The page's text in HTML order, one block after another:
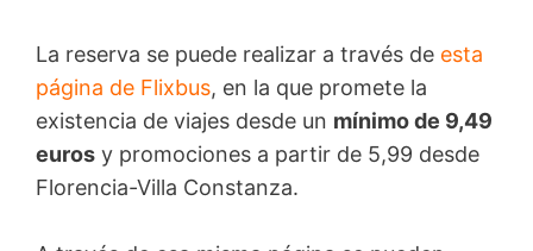
La reserva se puede realizar a través de esta
página de Flixbus, en la que promete la
existencia de viajes desde un mínimo de 9,49
euros y promociones a partir de 5,99 desde
Florencia-Villa Constanza.